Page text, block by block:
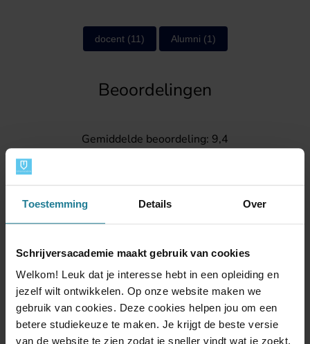
Toestemming Details Over
Schrijversacademie maakt gebruik van cookies
Welkom! Leuk dat je interesse hebt in een opleiding en
jezelf wilt ontwikkelen. Op onze website maken we
gebruik van cookies. Deze cookies helpen jou om een
betere studiekeuze te maken. Je krijgt de beste versie
van de website te zien zodat je sneller vindt wat je zoekt.
docent (11) Alumni (1)
Beoordelingen
Gemiddelde beoordeling: 9,4
Contact